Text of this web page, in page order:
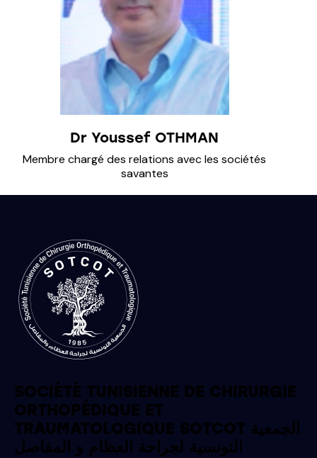
Dr Youssef OTHMAN
Membre chargé des relations avec les sociétés
savantes
SOCIÉTÉ TUNISIENNE DE CHIRURGIE
ORTHOPÉDIQUE ET
TRAUMATOLOGIQUE SOTCOT الجمعية
التونسية لجراحة العظام و المفاصل